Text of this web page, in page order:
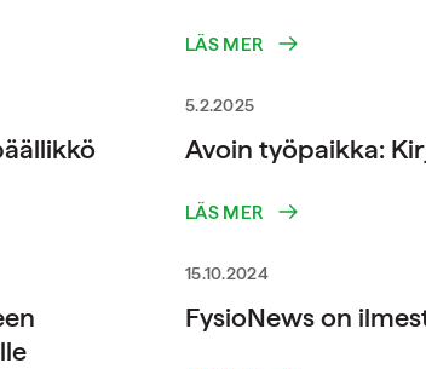
LÄS MER
5.2.2025
Avoin työpaikka:
LÄS MER
15.10.2024
FysioNews on